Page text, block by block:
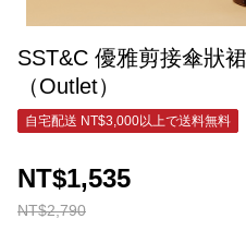
SST&C 優雅剪接傘狀
（Outlet）
自宅配送 NT$3,000以上で送料無料
NT$2,790
NT$1,535